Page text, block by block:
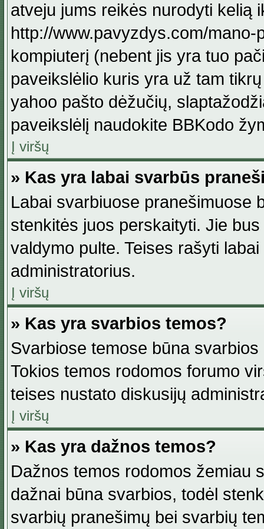
atveju jums reikės nurodyti kelią
http://www.pavyzdys.com/
kompiuterį (nebent jis yra tuo
paveikslėlio kuris yra už tam
yahoo pašto dėžučių,
paveikslėlį naudokite BBKodo
Į viršų
» Kas yra labai svarbūs
Labai svarbiuose pranešimuose
stenkitės juos perskaityti. Jie
valdymo pulte. Teises rašyti
administratorius.
Į viršų
» Kas yra svarbios temos?
Svarbiose temose būna
Tokios temos rodomos forumo
teises nustato diskusijų
Į viršų
» Kas yra dažnos temos?
Dažnos temos rodomos žemiau
dažnai būna svarbios, todėl
svarbių pranešimų bei svarbių